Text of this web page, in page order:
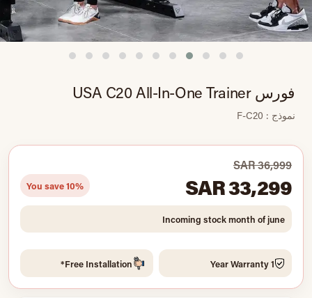
فورس USA C20 All-In-One Trainer
نموذج : F-C20
SAR 36,999
SAR 33,299
You save 10%
Incoming stock month of june
1 Year Warranty
Free Installation*